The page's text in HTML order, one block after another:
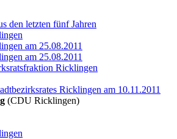
den letzten fünf Jahren
am 25.08.2011
am 25.08.2011
Ricklingen
Ricklingen am 10.11.2011
(CDU Ricklingen)